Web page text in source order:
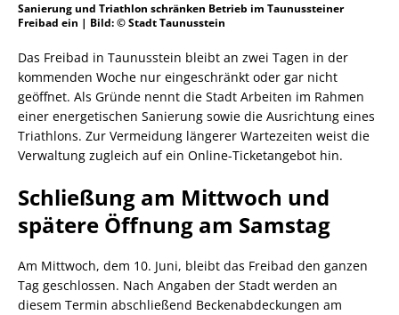
Sanierung und Triathlon schränken Betrieb im Taunussteiner
Freibad ein | Bild: © Stadt Taunusstein
Das Freibad in Taunusstein bleibt an zwei Tagen in der
kommenden Woche nur eingeschränkt oder gar nicht
geöffnet. Als Gründe nennt die Stadt Arbeiten im Rahmen
einer energetischen Sanierung sowie die Ausrichtung eines
Triathlons. Zur Vermeidung längerer Wartezeiten weist die
Verwaltung zugleich auf ein Online-Ticketangebot hin.
Schließung am Mittwoch und
spätere Öffnung am Samstag
Am Mittwoch, dem 10. Juni, bleibt das Freibad den ganzen
Tag geschlossen. Nach Angaben der Stadt werden an
diesem Termin abschließend Beckenabdeckungen am